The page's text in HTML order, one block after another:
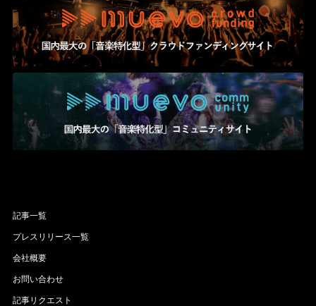
記事一覧
プレスリリース一覧
会社概要
お問い合わせ
記事リクエスト